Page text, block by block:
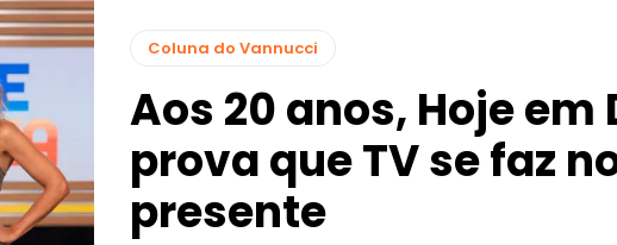
Coluna do Vannucci
Aos 20 anos, Hoje em
prova que TV se faz
presente